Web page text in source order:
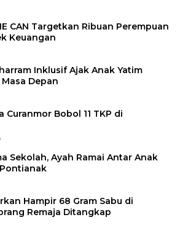
CAN Targetkan Ribuan Perempuan
Keuangan
Inklusif Ajak Anak Yatim
Depan
Curanmor Bobol 11 TKP di
Sekolah, Ayah Ramai Antar Anak
Hampir 68 Gram Sabu di
Remaja Ditangkap